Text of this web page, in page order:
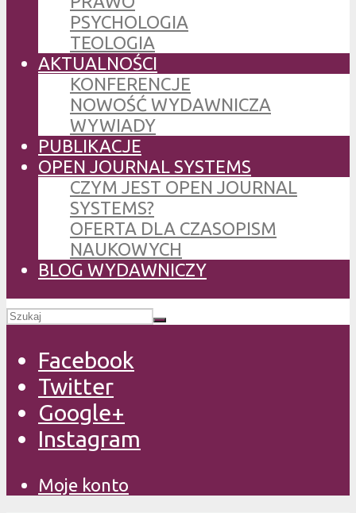
PSYCHOLOGIA
TEOLOGIA
AKTUALNOŚCI
KONFERENCJE
NOWOŚĆ WYDAWNICZA
WYWIADY
PUBLIKACJE
OPEN JOURNAL SYSTEMS
CZYM JEST OPEN JOURNAL
SYSTEMS?
OFERTA DLA CZASOPISM
NAUKOWYCH
BLOG WYDAWNICZY
Facebook
Twitter
Google+
Instagram
Moje konto